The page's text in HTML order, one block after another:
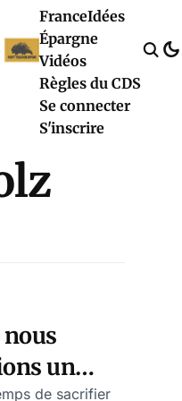
FranceIdées
Épargne
Vidéos
Règles du CDS
Se connecter
S'inscrire
un
de sacrifier